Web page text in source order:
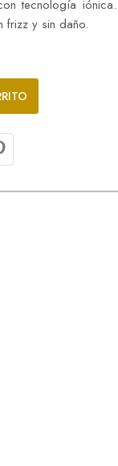
tecnología
frizz y sin daño.